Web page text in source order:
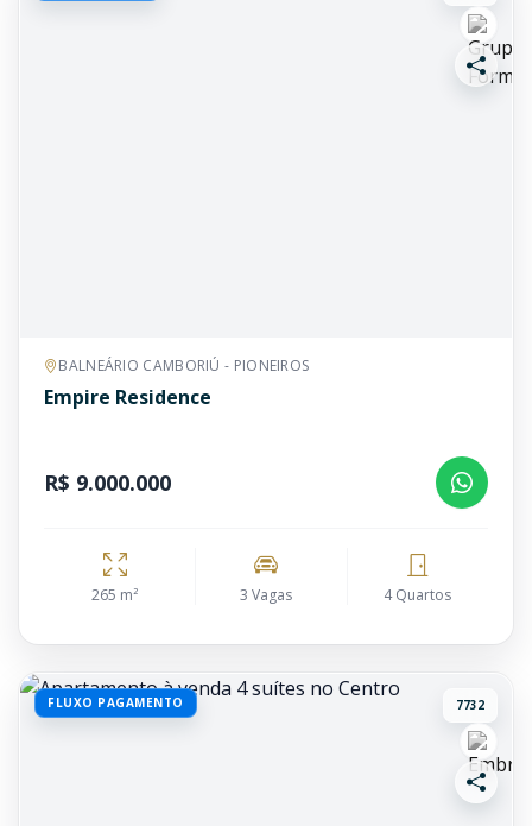
BALNEÁRIO CAMBORIÚ - PIONEIROS
Empire Residence
R$ 9.000.000
265 m² 3 Vagas 4 Quartos
FLUXO PAGAMENTO 7732